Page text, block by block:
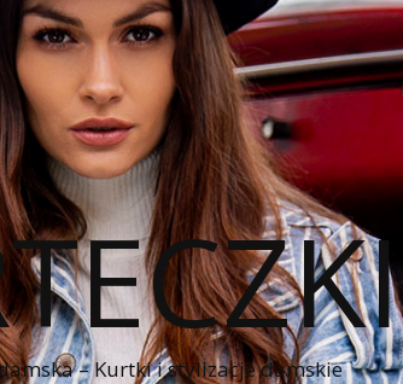
– Kurtki i stylizacje damskie